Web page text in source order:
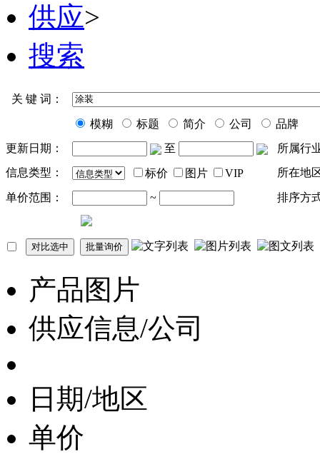
供应>
搜索
关 键 词：
模糊 标题 简介 公司
品牌
更新日期：
至
所属行
信息类型：
标价 图片 VIP 所在地
单价范围： ~ 排序方
产品图片
供应信息/公司
日期/地区
单价